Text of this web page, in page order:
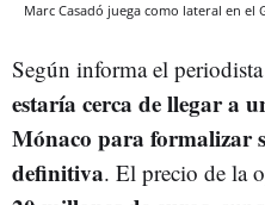
Marc Casadó juega como lateral en el
Según informa el
estaría cerca de llegar a
Mónaco para formalizar
definitiva. El precio de la